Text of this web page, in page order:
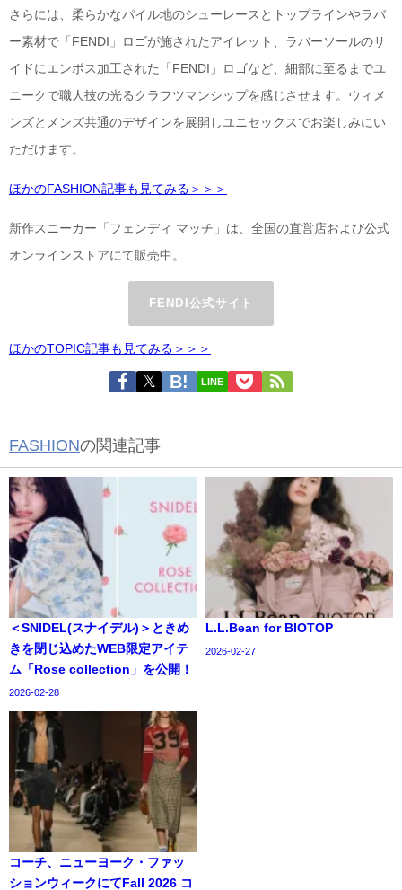
さらには、柔らかなパイル地のシューレースとトップラインやラバ
ー素材で「FENDI」ロゴが施されたアイレット、ラバーソールのサ
イドにエンボス加工された「FENDI」ロゴなど、細部に至るまでユ
ニークで職人技の光るクラフツマンシップを感じさせます。ウィメ
ンズとメンズ共通のデザインを展開しユニセックスでお楽しみにい
ただけます。
ほかのFASHION記事も見てみる＞＞＞
新作スニーカー「フェンディ マッチ」は、全国の直営店および公式
オンラインストアにて販売中。
FENDI公式サイト
ほかのTOPIC記事も見てみる＞＞＞
LINE
FASHIONの関連記事
＜SNIDEL(スナイデル)＞ときめ
きを閉じ込めたWEB限定アイテ
ム「Rose collection」を公開！
2026-02-28
L.L.Bean for BIOTOP
2026-02-27
コーチ、ニューヨーク・ファッ
ションウィークにてFall 2026 コ